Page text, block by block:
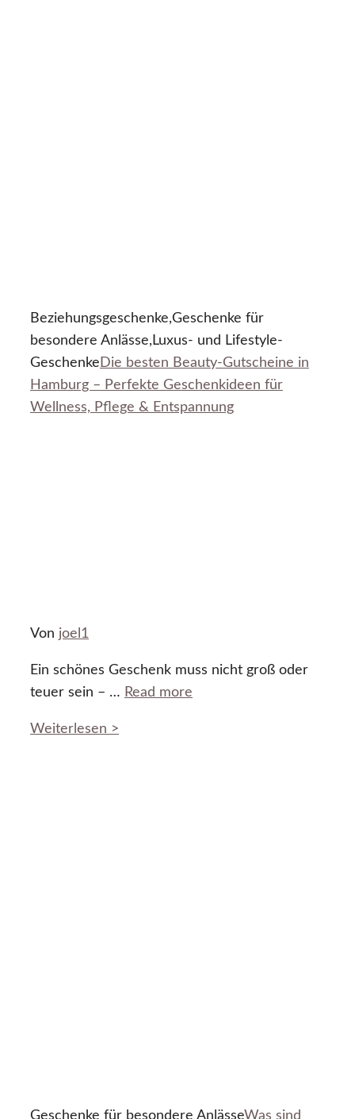
Beziehungsgeschenke,Geschenke für
besondere Anlässe,Luxus- und Lifestyle-
Geschenke Die besten Beauty-Gutscheine in
Hamburg – Perfekte Geschenkideen für
Wellness, Pflege & Entspannung
Von joel1
Ein schönes Geschenk muss nicht groß oder
teuer sein – … Read more
Weiterlesen >
Geschenke für besondere AnlässeWas sind